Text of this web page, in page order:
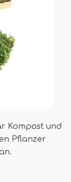
Kompost und
Pflanzer